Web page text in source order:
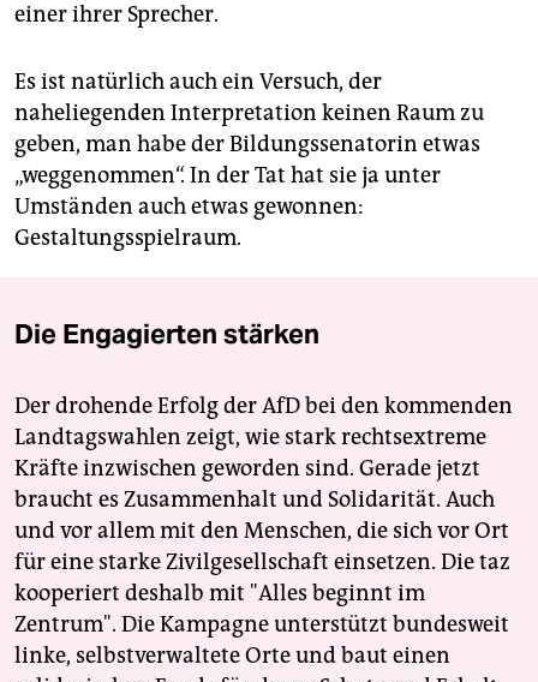
einer ihrer Sprecher.
Es ist natürlich auch ein Versuch, der
naheliegenden Interpretation keinen Raum zu
geben, man habe der Bildungssenatorin etwas
„weggenommen“. In der Tat hat sie ja unter
Umständen auch etwas gewonnen:
Gestaltungsspielraum.
Die Engagierten stärken
Der drohende Erfolg der AfD bei den kommenden
Landtagswahlen zeigt, wie stark rechtsextreme
Kräfte inzwischen geworden sind. Gerade jetzt
braucht es Zusammenhalt und Solidarität. Auch
und vor allem mit den Menschen, die sich vor Ort
für eine starke Zivilgesellschaft einsetzen. Die taz
kooperiert deshalb mit "Alles beginnt im
Zentrum". Die Kampagne unterstützt bundesweit
linke, selbstverwaltete Orte und baut einen